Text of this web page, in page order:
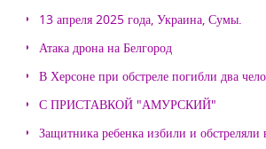
13 апреля 2025 года, Украина, Сумы.
Атака дрона на Белгород
В Херсоне при обстреле погибли два
С ПРИСТАВКОЙ "АМУРСКИЙ"
Защитника ребенка избили и